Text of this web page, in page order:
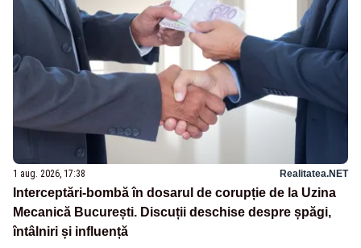
1 aug. 2026, 17:38 Realitatea.NET
Interceptări-bombă în dosarul de corupție de la Uzina
Mecanică București. Discuții deschise despre șpăgi,
întâlniri și influență